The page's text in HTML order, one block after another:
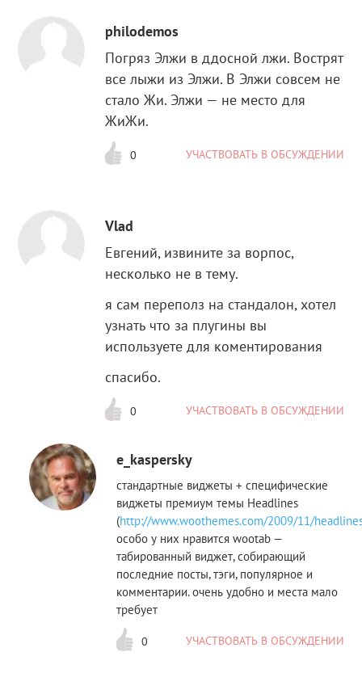
philodemos
Погряз Элжи в ддосной лжи. Вострят
все лыжи из Элжи. В Элжи совсем не
стало Жи. Элжи — не место для
ЖиЖи.
0 УЧАСТВОВАТЬ В ОБСУЖДЕНИИ
Vlad
Евгений, извините за ворпос,
несколько не в тему.
я сам переполз на стандалон, хотел
узнать что за плугины вы
используете для коментирования
спасибо.
0 УЧАСТВОВАТЬ В ОБСУЖДЕНИИ
e_kaspersky
стандартные виджеты + специфические
виджеты премиум темы Headlines
(http://www.woothemes.com/2009/11/
особо у них нравится wootab —
табированный виджет, собирающий
последние посты, тэги, популярное и
комментарии. очень удобно и места мало
требует
0 УЧАСТВОВАТЬ В ОБСУЖДЕНИИ